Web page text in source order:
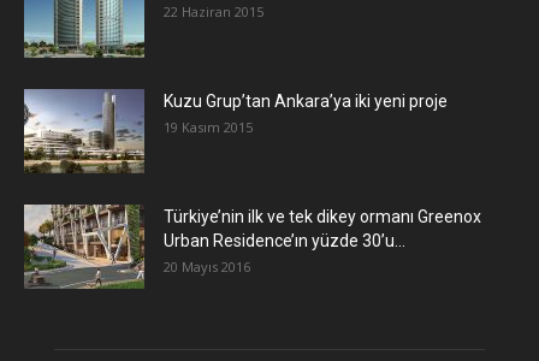
22 Haziran 2015
​Kuzu Grup’tan Ankara’ya iki yeni proje
19 Kasım 2015
Türkiye’nin ilk ve tek dikey ormanı Greenox
Urban Residence’ın yüzde 30’u...
20 Mayıs 2016